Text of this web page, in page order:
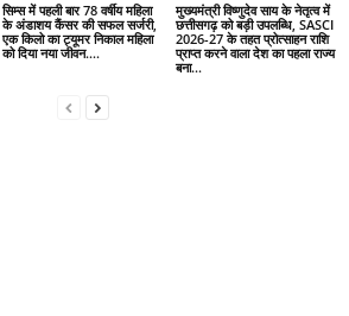
सिम्स में पहली बार 78 वर्षीय महिला
के अंडाशय कैंसर की सफल सर्जरी,
एक किलो का ट्यूमर निकाल महिला
को दिया नया जीवन….
मुख्यमंत्री विष्णुदेव साय के नेतृत्व में
छत्तीसगढ़ को बड़ी उपलब्धि, SASCI
2026-27 के तहत प्रोत्साहन राशि
प्राप्त करने वाला देश का पहला राज्य
बना...